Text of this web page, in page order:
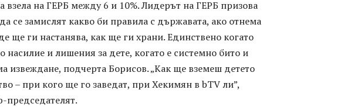
взела на ГЕРБ между 6 и 10%. Лидерът на ГЕРБ призова
се замислят какво би правила с държавата, ако отнема
ще ги настанява, как ще ги храни. Единствено когато
насилие и лишения за дете, когато е системно бито и
извеждане, подчерта Борисов. „Как ще вземеш детето
– при кого ще го заведат, при Хекимян в bTV ли”,
председателят.